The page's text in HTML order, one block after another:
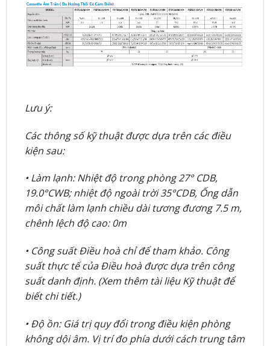
Lưu ý:
Các thông số kỹ thuật được dựa trên các điều
kiện sau:
• Làm lạnh: Nhiệt độ trong phòng 27° CDB,
19.0°CWB; nhiệt độ ngoài trời 35°CDB, Ống dẫn
môi chất làm lạnh chiều dài tương đương 7.5 m,
chênh lệch độ cao: 0m
• Công suất Điều hoà chỉ để tham khảo. Công
suất thực tế của Điều hoà được dựa trên công
suất danh định. (Xem thêm tài liệu Kỹ thuật để
biết chi tiết.)
• Độ ồn: Giá trị quy đổi trong điều kiện phòng
không dội âm. Vị trí đo phía dưới cách trung tâm